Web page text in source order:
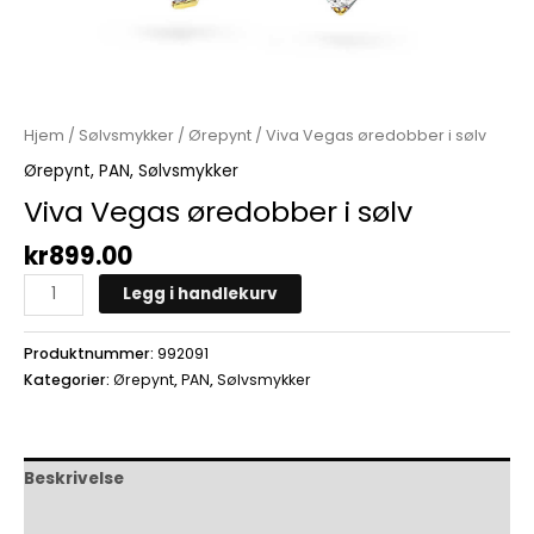
Hjem / Sølvsmykker / Ørepynt / Viva Vegas øredobber i sølv
Ørepynt, PAN, Sølvsmykker
Viva Vegas øredobber i sølv
kr899.00
Legg i handlekurv
Produktnummer: 992091
Kategorier: Ørepynt,PAN,Sølvsmykker
Beskrivelse